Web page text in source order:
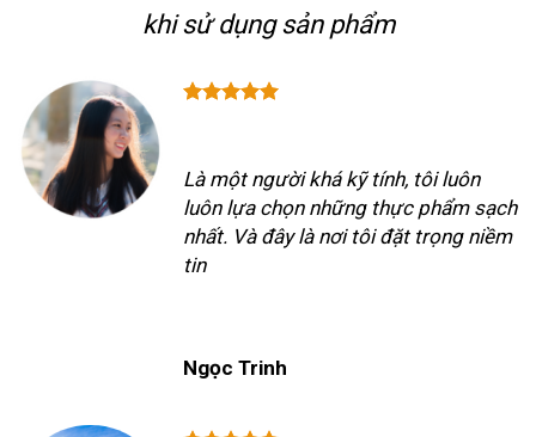
khi sử dụng sản phẩm
Là một người khá kỹ tính, tôi luôn
luôn lựa chọn những thực phẩm sạch
nhất. Và đây là nơi tôi đặt trọng niềm
tin
Ngọc Trinh